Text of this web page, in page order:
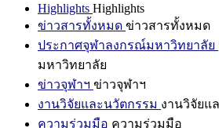
Highlights Highlights
ข่าวสารทั้งหมด ข่าวสารทั้งหมด
ประกาศจุฬาลงกรณ์มหาวิทยาลัย
มหาวิทยาลัย
ข่าวจุฬาฯ ข่าวจุฬาฯ
งานวิจัยและนวัตกรรม งานวิจัยแ
ความร่วมมือ ความร่วมมือ